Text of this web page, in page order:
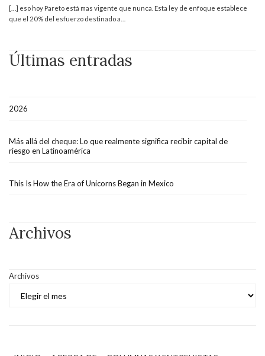
[…] eso hoy Pareto está mas vigente que nunca. Esta ley de enfoque establece
que el 20% del esfuerzo destinado a…
Últimas entradas
2026
Más allá del cheque: Lo que realmente significa recibir capital de
riesgo en Latinoamérica
This Is How the Era of Unicorns Began in Mexico
Archivos
Archivos